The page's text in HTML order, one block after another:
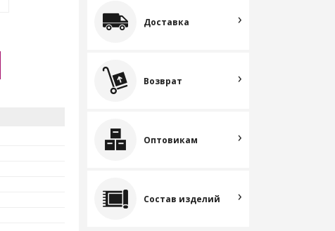
Доставка
Возврат
Оптовикам
Состав изделий